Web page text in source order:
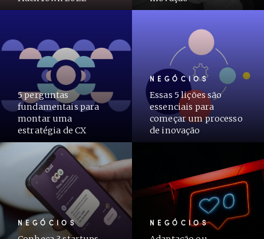
5 perguntas
fundamentais para
montar uma
estratégia de CX
NEGÓCIOS
Essas 5 lições são
essenciais para
começar um processo
de inovação
NEGÓCIOS NEGÓCIOS